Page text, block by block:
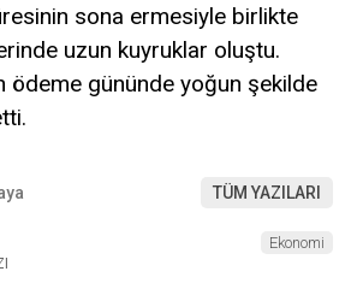
sona ermesiyle birlikte
uzun kuyruklar oluştu.
ödeme gününde yoğun şekilde
TÜM YAZILARI
Ekonomi